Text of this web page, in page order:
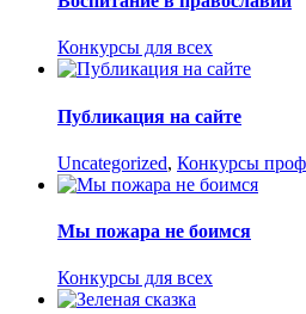
Конкурсы для всех
Публикация на сайте
Uncategorized, Конкурсы
Мы пожара не боимся
Конкурсы для всех